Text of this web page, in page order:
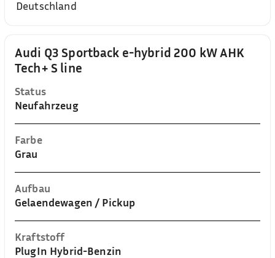
Audi Q3 Sportback e-hybrid 200 kW AHK
Tech+ S line
Status
Neufahrzeug
Farbe
Grau
Aufbau
Gelaendewagen / Pickup
Kraftstoff
PlugIn Hybrid-Benzin
Deutschland